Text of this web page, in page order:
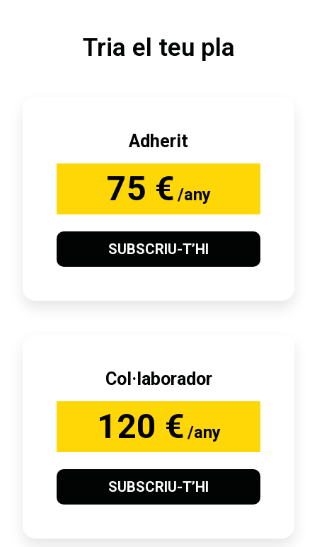
Tria el teu pla
Adherit
75 € /any
SUBSCRIU-T’HI
Col·laborador
120 € /any
SUBSCRIU-T’HI